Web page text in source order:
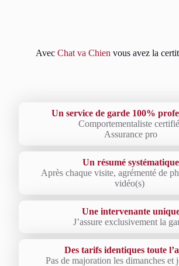
AvecChat va Chien vous avez la
Un service de garde 100%
Comportementaliste
Assurance pro
Un résumé systématique
Après chaque visite, agrémenté de
vidéo(s)
Une intervenante
J’assure exclusivement la
Des tarifs identiques toute
Pas de majoration les dimanches et